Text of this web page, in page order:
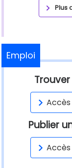
Plus
Emploi
Publier